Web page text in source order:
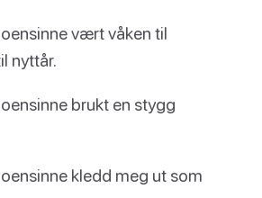
vært våken til
nyttår.
brukt en stygg
kledd meg ut som